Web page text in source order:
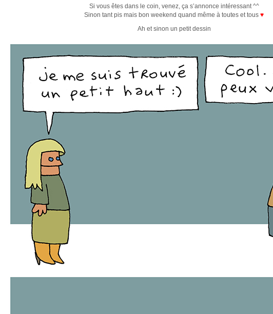
Si vous êtes dans le coin, venez, ça s’annonce intéressant ^^
Sinon tant pis mais bon weekend quand même à toutes et tous ♥
Ah et sinon un petit dessin